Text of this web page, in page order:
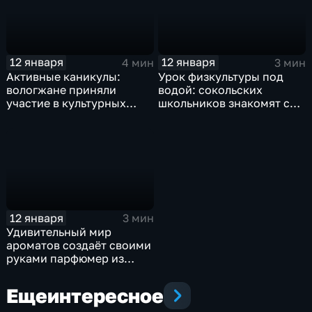
12 января
4 мин
Активные каникулы:
вологжане приняли
участие в культурных
12 января
3 мин
Урок физкультуры под
водой: сокольских
школьников знакомят с
12 января
3 мин
Удивительный мир
ароматов создаёт своими
руками парфюмер из
Ещеинтересное